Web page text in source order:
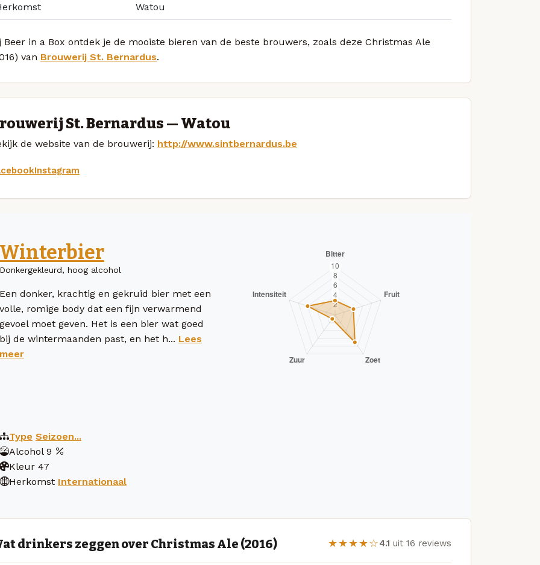
Watou
Beer in a Box ontdek je de mooiste bieren van de beste brouwers, zoals deze Christmas Ale
van Brouwerij St. Bernardus.
St. Bernardus — Watou
de website van de brouwerij: http://www.sintbernardus.be
Instagram
Winterbier
Donkergekleurd, hoog alcohol
Een donker, krachtig en gekruid bier met een
volle, romige body dat een fijn verwarmend
gevoel moet geven. Het is een bier wat goed
bij de wintermaanden past, en het h... Lees
meer
Type Seizoen...
Alcohol 9
Kleur 47
Herkomst Internationaal
drinkers zeggen over Christmas Ale (2016) ★★★★☆4.1 uit 16 reviews